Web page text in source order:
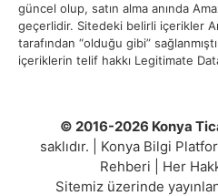
güncel olup, satın alma anında
geçerlidir. Sitedeki belirli içerikler
tarafından “olduğu gibi”
içeriklerin telif hakkı Legitimate
© 2016-2026 Konya
saklıdır. | Konya Bilgi
Rehberi | Her
Sitemiz üzerinde